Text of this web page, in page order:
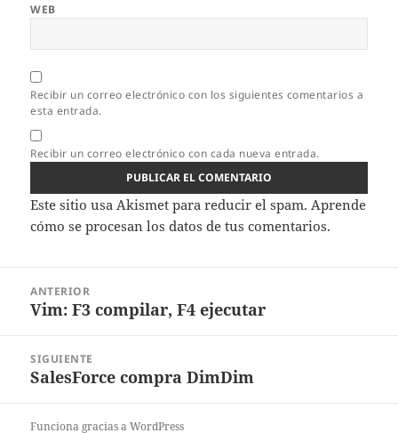
WEB
Recibir un correo electrónico con los siguientes comentarios a
esta entrada.
Recibir un correo electrónico con cada nueva entrada.
Este sitio usa Akismet para reducir el spam. Aprende
cómo se procesan los datos de tus comentarios.
entradas
ANTERIOR
Entrada
Vim: F3 compilar, F4 ejecutar
SIGUIENTE
Entrada
SalesForce compra DimDim
Funciona gracias a WordPress